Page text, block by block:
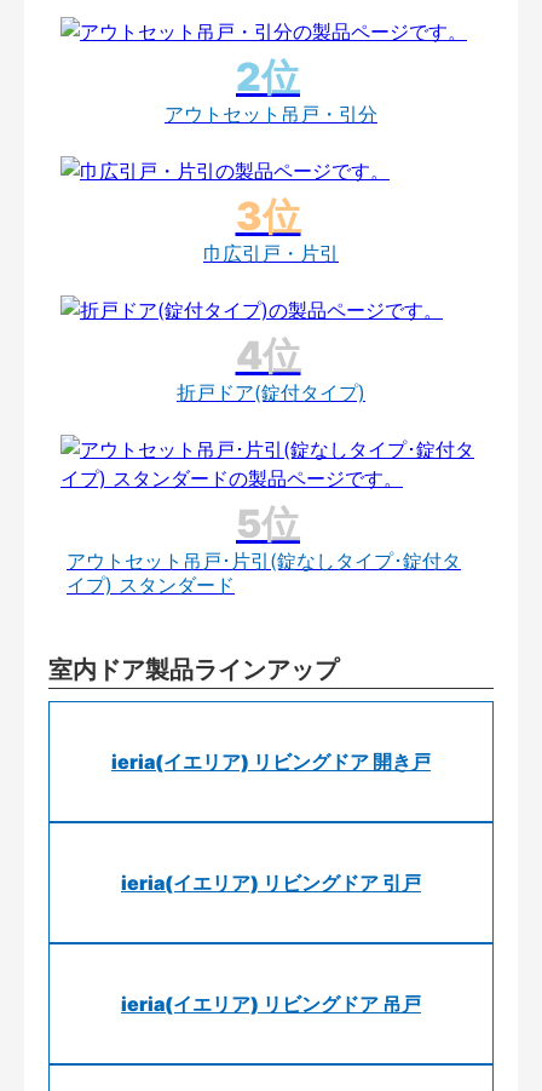
アウトセット吊戸・引分
巾広引戸・片引
折戸ドア(錠付タイプ)
アウトセット吊戸･片引(錠なしタイプ･錠付タ
イプ) スタンダード
室内ドア製品ラインアップ
ieria(イエリア) リビングドア 開き戸
ieria(イエリア) リビングドア 引戸
ieria(イエリア) リビングドア 吊戸